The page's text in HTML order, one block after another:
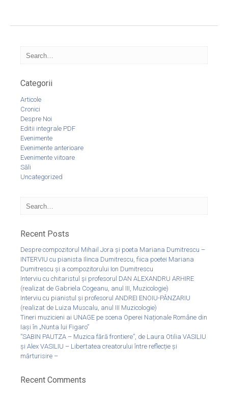
Categorii
Articole
Cronici
Despre Noi
Editii integrale PDF
Evenimente
Evenimente anterioare
Evenimente viitoare
Săli
Uncategorized
Recent Posts
Despre compozitorul Mihail Jora și poeta Mariana Dumitrescu –
INTERVIU cu pianista Ilinca Dumitrescu, fiica poetei Mariana
Dumitrescu și a compozitorului Ion Dumitrescu
Interviu cu chitaristul și profesorul DAN ALEXANDRU ARHIRE
(realizat de Gabriela Cogeanu, anul III, Muzicologie)
Interviu cu pianistul și profesorul ANDREI ENOIU-PÂNZARIU
(realizat de Luiza Muscalu, anul III Muzicologie)
Tineri muzicieni ai UNAGE pe scena Operei Naționale Române din
Iași în „Nunta lui Figaro”
”SABIN PAUTZA – Muzica fără frontiere”, de Laura Otilia VASILIU
și Alex VASILIU – Libertatea creatorului între reflecție și
mărturisire –
Recent Comments